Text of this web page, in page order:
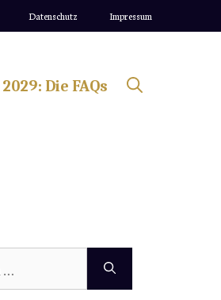
Datenschutz Impressum
Die FAQs